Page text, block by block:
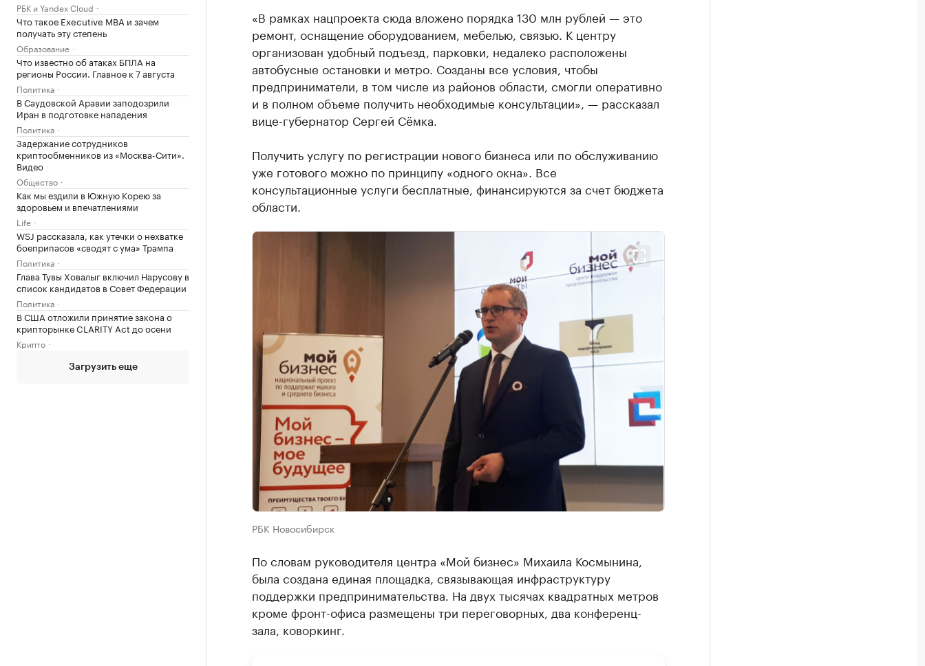
РБК и Yandex Cloud
Что такое Executive MBA и зачем
получать эту степень
Образование
Что известно об атаках БПЛА на
регионы России. Главное к 7 августа
Политика
В Саудовской Аравии заподозрили
Иран в подготовке нападения
Политика
Задержание сотрудников
криптообменников из «Москва-Сити».
Видео
Общество
Как мы ездили в Южную Корею за
здоровьем и впечатлениями
Life
WSJ рассказала, как утечки о нехватке
боеприпасов «сводят с ума» Трампа
Политика
Глава Тувы Ховалыг включил Нарусову в
список кандидатов в Совет Федерации
Политика
В США отложили принятие закона о
крипторынке CLARITY Act до осени
Крипто
Загрузить еще
«В рамках нацпроекта сюда вложено порядка 130 млн рублей — это
ремонт, оснащение оборудованием, мебелью, связью. К центру
организован удобный подъезд, парковки, недалеко расположены
автобусные остановки и метро. Созданы все условия, чтобы
предприниматели, в том числе из районов области, смогли оперативно
и в полном объеме получить необходимые консультации», — рассказал
вице-губернатор Сергей Сёмка.
Получить услугу по регистрации нового бизнеса или по обслуживанию
уже готового можно по принципу «одного окна». Все
консультационные услуги бесплатные, финансируются за счет бюджета
области.
РБК Новосибирск
По словам руководителя центра «Мой бизнес» Михаила Космынина,
была создана единая площадка, связывающая инфраструктуру
поддержки предпринимательства. На двух тысячах квадратных метров
кроме фронт-офиса размещены три переговорных, два конференц-
зала, коворкинг.